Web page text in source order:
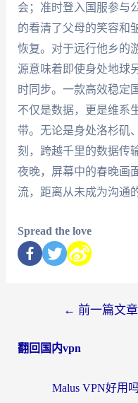
会；准时登入国服参与
的看清了父母的笑容和
恢复。对于远行他乡的
源意味着即使身处地球
时同步。一款高效稳定
不仅是数据，更是维系
带。无论是身处洛杉矶
刻，跨越千里的数据传
夜晚，屏幕中的春晚画
流，距离从未成为沟通
Spread the love
← 前一篇文章
翻回国内vpn